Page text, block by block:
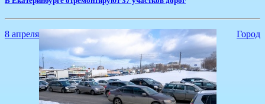
8 апреля Город